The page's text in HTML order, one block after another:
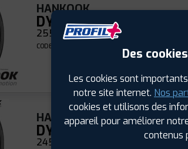
HANKOOK
DYNAPRO HPX
255/50 R 19 107V
CODE EAN : 8808563611976
ⓘ
HANKOOK
DYNAPRO HPX
245/45 R 19 102W
Des
Les cookies sont
notre site internet. Nos
cookies et utilisons des
appareil pour améliorer
contenus